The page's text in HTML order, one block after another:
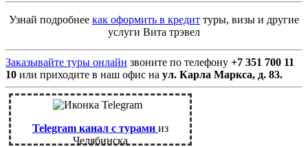
Узнай подробнее как оформить в кредит туры, визы и другие
услуги Вита трэвел
Заказывайте туры онлайн звоните по телефону +7 351 700 11
10 или приходите в наш офис на ул. Карла Маркса, д. 83.
Telegram канал с турами из
Челябинска